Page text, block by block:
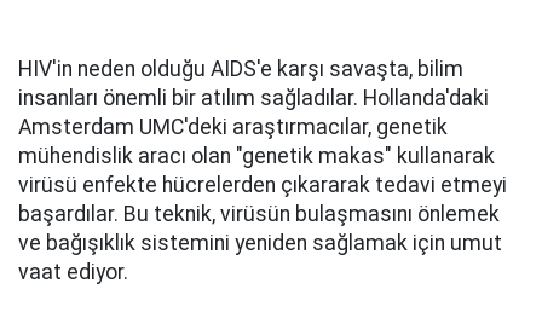
HIV'in neden olduğu AIDS'e karşı savaşta, bilim
insanları önemli bir atılım sağladılar. Hollanda'daki
Amsterdam UMC'deki araştırmacılar, genetik
mühendislik aracı olan "genetik makas" kullanarak
virüsü enfekte hücrelerden çıkararak tedavi etmeyi
başardılar. Bu teknik, virüsün bulaşmasını önlemek
ve bağışıklık sistemini yeniden sağlamak için umut
vaat ediyor.